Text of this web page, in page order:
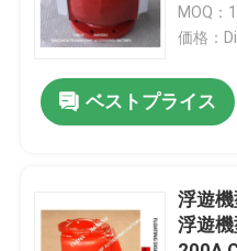
見積依頼
マリンエアベントヘッド
海洋の海水のこし器
ド空気
MOQ：
価格：
ベストプライス
浮遊
浮遊